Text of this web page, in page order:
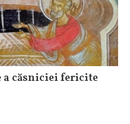
a căsniciei fericite